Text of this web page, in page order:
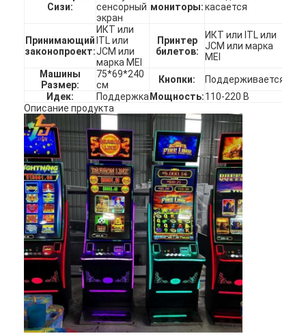
Сизи:
сенсорный
экран
мониторы: касается
Принимающий
законопроект:
ИКТ или
ITL или
JCM или
марка MEI
Принтер
билетов:
ИКТ или ITL или
JCM или марка
MEI
Машины
Размер:
75*69*240
см
Кнопки:
Поддерживается
Идек:
Поддержка Мощность:110-220 В
Описание продукта